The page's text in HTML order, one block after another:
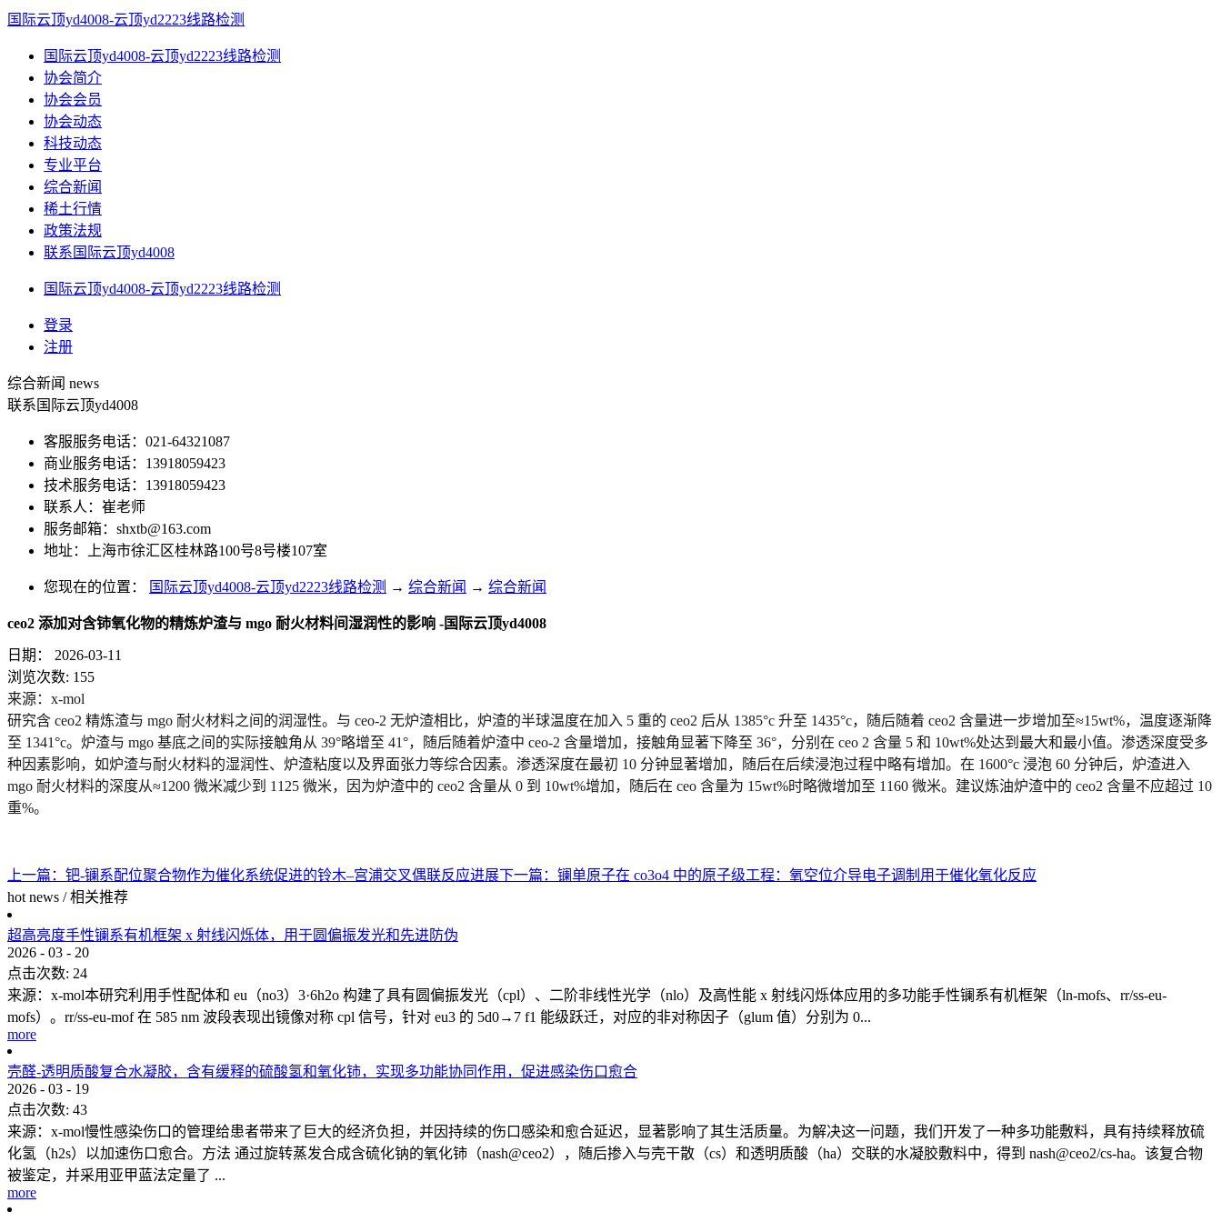
国际云顶yd4008-云顶yd2223线路检测
国际云顶yd4008-云顶yd2223线路检测
协会简介
协会会员
协会动态
科技动态
专业平台
综合新闻
稀土行情
政策法规
联系国际云顶yd4008
国际云顶yd4008-云顶yd2223线路检测
登录
注册
综合新闻 news
联系国际云顶yd4008
客服服务电话：021-64321087
商业服务电话：13918059423
技术服务电话：13918059423
联系人：崔老师
服务邮箱： shxtb@163.com
地址：上海市徐汇区桂林路100号8号楼107室
您现在的位置： 国际云顶yd4008-云顶yd2223线路检测 → 综合新闻 → 综合新闻
ceo2 添加对含铈氧化物的精炼炉渣与 mgo 耐火材料间湿润性的影响 -国际云顶yd4008
日期：
2026-03-11
浏览次数: 155
来源：x-mol
研究含 ceo2 精炼渣与 mgo 耐火材料之间的润湿性。与 ceo-2 无炉渣相比，炉渣的半球温度在加入 5 重的 ceo2 后从 1385°c 升至 1435°c，随后随着 ceo2 含量进一步增加至≈15wt%，温度逐渐降
至 1341°c。炉渣与 mgo 基底之间的实际接触角从 39°略增至 41°，随后随着炉渣中 ceo-2 含量增加，接触角显著下降至 36°，分别在 ceo 2 含量 5 和 10wt%处达到最大和最小值。渗透深度受多
种因素影响，如炉渣与耐火材料的湿润性、炉渣粘度以及界面张力等综合因素。渗透深度在最初 10 分钟显著增加，随后在后续浸泡过程中略有增加。在 1600°c 浸泡 60 分钟后，炉渣进入
mgo 耐火材料的深度从≈1200 微米减少到 1125 微米，因为炉渣中的 ceo2 含量从 0 到 10wt%增加，随后在 ceo 含量为 15wt%时略微增加至 1160 微米。建议炼油炉渣中的 ceo2 含量不应超过 10
重%。
上一篇： 钯-镧系配位聚合物作为催化系统促进的铃木–宫浦交叉偶联反应进展下一篇： 镧单原子在 co3o4 中的原子级工程：氧空位介导电子调制用于催化氧化反应
hot news / 相关推荐
超高亮度手性镧系有机框架 x 射线闪烁体，用于圆偏振发光和先进防伪
2026 - 03 - 20
点击次数: 24
来源：x-mol本研究利用手性配体和 eu（no3）3·6h2o 构建了具有圆偏振发光（cpl）、二阶非线性光学（nlo）及高性能 x 射线闪烁体应用的多功能手性镧系有机框架（ln-mofs、rr/ss-eu-
mofs）。rr/ss-eu-mof 在 585 nm 波段表现出镜像对称 cpl 信号，针对 eu3 的 5d0→7 f1 能级跃迁，对应的非对称因子（glum 值）分别为 0...
more
壳醛-透明质酸复合水凝胶，含有缓释的硫酸氢和氧化铈，实现多功能协同作用，促进感染伤口愈合
2026 - 03 - 19
点击次数: 43
来源：x-mol慢性感染伤口的管理给患者带来了巨大的经济负担，并因持续的伤口感染和愈合延迟，显著影响了其生活质量。为解决这一问题，我们开发了一种多功能敷料，具有持续释放硫
化氢（h2s）以加速伤口愈合。方法 通过旋转蒸发合成含硫化钠的氧化铈（nash@ceo2），随后掺入与壳干散（cs）和透明质酸（ha）交联的水凝胶敷料中，得到 nash@ceo2/cs-ha。该复合物
被鉴定，并采用亚甲蓝法定量了 ...
more